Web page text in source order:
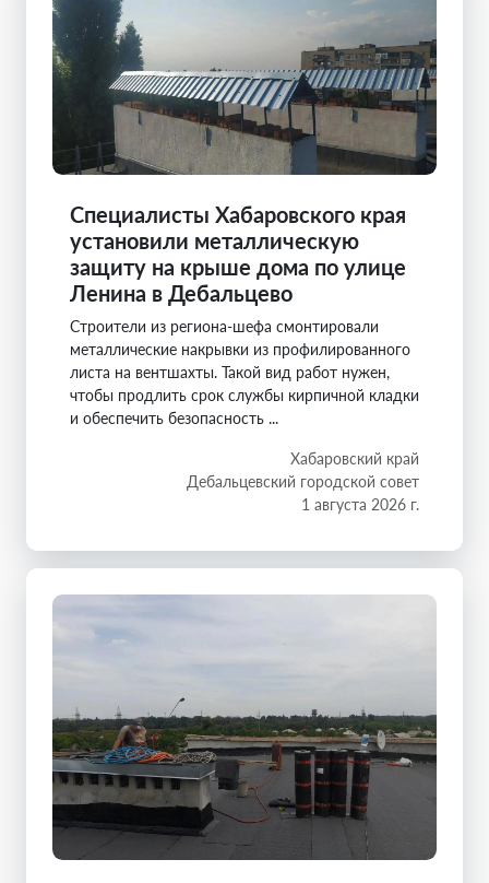
Специалисты Хабаровского края
установили металлическую
защиту на крыше дома по улице
Ленина в Дебальцево
Строители из региона-шефа смонтировали
металлические накрывки из профилированного
листа на вентшахты. Такой вид работ нужен,
чтобы продлить срок службы кирпичной кладки
и обеспечить безопасность ...
Хабаровский край
Дебальцевский городской совет
1 августа 2026 г.